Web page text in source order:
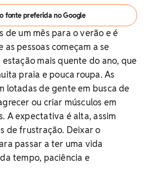
fonte preferida no Google
de um mês para o verão e é
as pessoas começam a se
mais quente do ano, que
praia e pouca roupa. As
lotadas de gente em busca de
ou criar músculos em
A expectativa é alta, assim
de frustração. Deixar o
passar a ter uma vida
tempo, paciência e